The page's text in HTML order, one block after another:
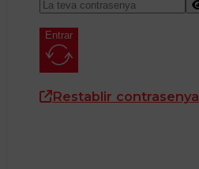
Entrar
Restablir contrasenya